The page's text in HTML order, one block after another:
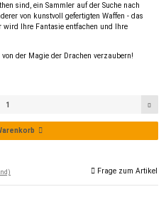
sind, ein Sammler auf der Suche nach
von kunstvoll gefertigten Waffen - das
wird Ihre Fantasie entfachen und Ihre
der Magie der Drachen verzaubern!
Frage zum Artikel